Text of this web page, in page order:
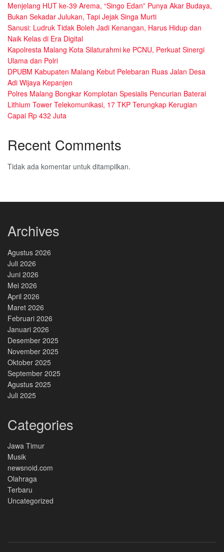
Menjelang HUT ke-39 Arema, “Singo Edan” Punya Akar Budaya,
Bukan Sekadar Julukan, Tapi Jejak Singa Murti
Sanusi: Ludruk Tidak Boleh Jadi Kenangan, Harus Hidup dan
Naik Kelas di Era Digital
Kapolresta Malang Kota Silaturahmi ke PCNU, Perkuat Sinergi
Ulama dan Polri
DPUBM Kabupaten Malang Kebut Pelebaran Ruas Jalan Desa
Adi Wijaya Kepanjen
Polres Malang Bongkar Komplotan Spesialis Pencurian Baterai
Lithium Tower Telekomunikasi, 17 TKP Terungkap Kerugian
Capai Rp 432 Juta
Recent Comments
Tidak ada komentar untuk ditampilkan.
Archives
Agustus 2026
Juli 2026
Juni 2026
Mei 2026
April 2026
Maret 2026
Februari 2026
Januari 2026
Desember 2025
November 2025
Oktober 2025
September 2025
Agustus 2025
Juli 2025
Categories
Jawa Timur
Musik
newsnoid.com
Olahraga
Terbaru
Uncategorized